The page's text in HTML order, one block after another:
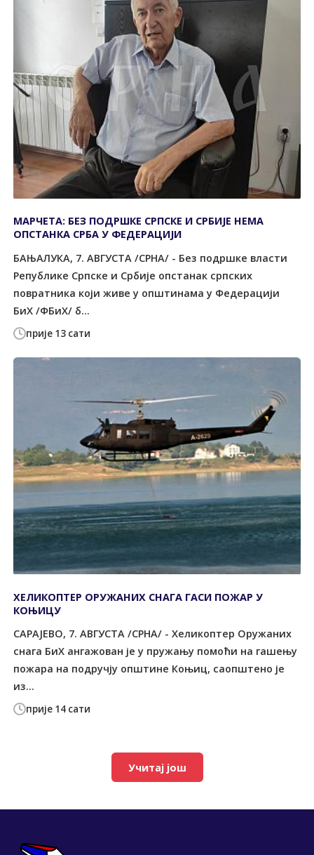
прије 13 сати
МАРЧЕТА: БЕЗ ПОДРШКЕ СРПСКЕ И СРБИЈЕ НЕМА
ОПСТАНКА СРБА У ФЕДЕРАЦИЈИ
БАЊАЛУКА, 7. АВГУСТА /СРНА/ - Без подршке власти
Републике Српске и Србије опстанак српских
повратника који живе у општинама у Федерацији
БиХ /ФБиХ/ б...
прије 14 сати
ХЕЛИКОПТЕР ОРУЖАНИХ СНАГА ГАСИ ПОЖАР У
КОЊИЦУ
САРАЈЕВО, 7. АВГУСТА /СРНА/ - Хеликоптер Оружаних
снага БиХ ангажован је у пружању помоћи на гашењу
пожара на подручју општине Коњиц, саопштено је
из...
Учитај још